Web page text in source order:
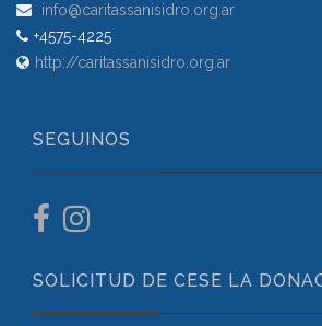
info@caritassanisidro.org.ar
+4575-4225
http://caritassanisidro.org.ar
SEGUINOS
SOLICITUD DE CESE LA